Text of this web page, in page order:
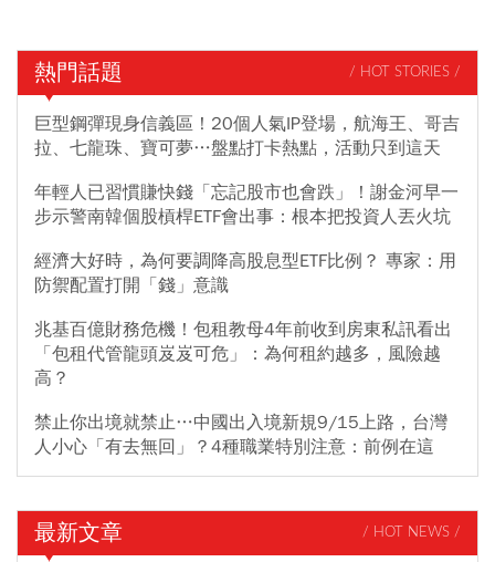
熱門話題 / HOT STORIES /
巨型鋼彈現身信義區！20個人氣IP登場，航海王、哥吉
拉、七龍珠、寶可夢…盤點打卡熱點，活動只到這天
年輕人已習慣賺快錢「忘記股市也會跌」！謝金河早一
步示警南韓個股槓桿ETF會出事：根本把投資人丟火坑
經濟大好時，為何要調降高股息型ETF比例？ 專家：用
防禦配置打開「錢」意識
兆基百億財務危機！包租教母4年前收到房東私訊看出
「包租代管龍頭岌岌可危」：為何租約越多，風險越
高？
禁止你出境就禁止…中國出入境新規9/15上路，台灣
人小心「有去無回」？4種職業特別注意：前例在這
最新文章 / HOT NEWS /